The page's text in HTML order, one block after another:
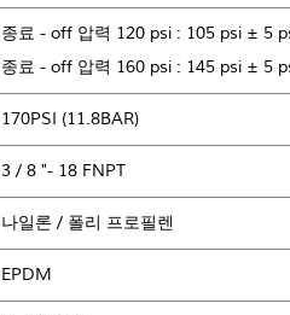
종료 - off 압력 120 psi : 105 psi ± 5
종료 - off 압력 160 psi : 145 psi ± 5
170PSI (11.8BAR)
3 / 8 "- 18 FNPT
나일론 / 폴리 프로필렌
EPDM